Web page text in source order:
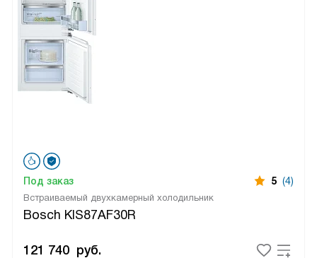
Встраиваемый двухкамерный холодильник
Bosch KIS87AF30R
Под заказ 5 (4)
121 740 руб.